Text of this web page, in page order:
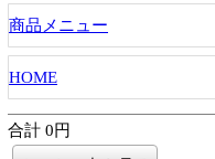
商品メニュー
HOME
合計 0円